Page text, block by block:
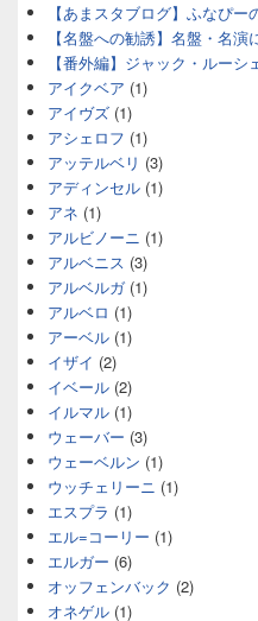
【あまスタブログ】ふなぴー
【名盤への勧誘】名盤・名
【番外編】ジャック・ルーシ
アイクベア (1)
アイヴズ (1)
アシェロフ (1)
アッテルベリ (3)
アディンセル (1)
アネ (1)
アルビノーニ (1)
アルベニス (3)
アルベルガ(1)
アルベロ (1)
アーベル (1)
イザイ (2)
イベール (2)
イルマル (1)
ウェーバー (3)
ウェーベルン (1)
ウッチェリーニ (1)
エスプラ (1)
エル=コーリー (1)
エルガー (6)
オッフェンバック (2)
オネゲル (1)